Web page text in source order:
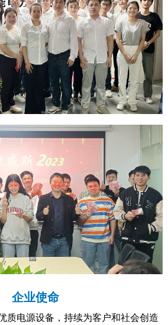
企业使命
质电源设备，持续为客户和社会创造